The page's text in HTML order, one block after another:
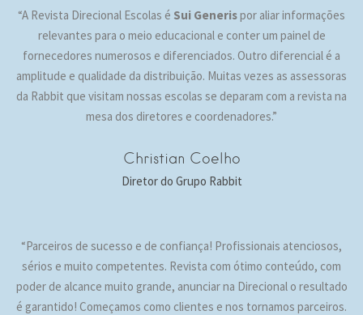
“A Revista Direcional Escolas é Sui Generispor aliar informações
relevantes para o meio educacional e conter um painel de
fornecedores numerosos e diferenciados. Outro diferencial é a
amplitude e qualidade da distribuição. Muitas vezes as assessoras
da Rabbit que visitam nossas escolas se deparam com a revista na
mesa dos diretores e coordenadores.”
Christian Coelho
Diretor do Grupo Rabbit
“Parceiros de sucesso e de confiança! Profissionais atenciosos,
sérios e muito competentes. Revista com ótimo conteúdo, com
poder de alcance muito grande, anunciar na Direcional o resultado
é garantido! Começamos como clientes e nos tornamos parceiros.